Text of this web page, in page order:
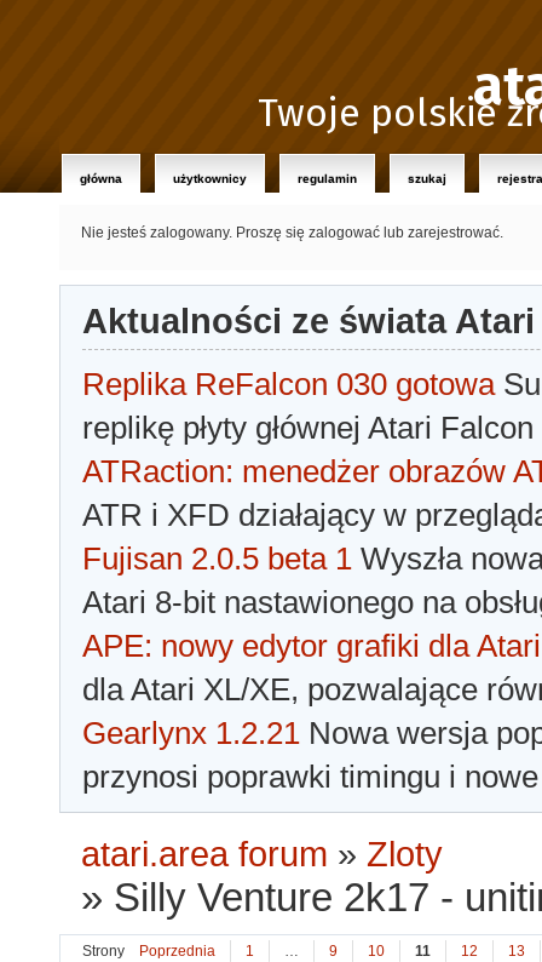
Twoje polskie
główna użytkownicy regulamin szukaj
Nie jesteś zalogowany. Proszę się zalogować lub zarejestrować.
Aktualności ze świata Atari
Replika ReFalcon 030 gotowa
replikę płyty głównej Atari
ATRaction: menedżer obrazów
ATR i XFD działający w
Fujisan 2.0.5 beta 1 Wyszła
Atari 8-bit nastawionego na
APE: nowy edytor grafiki dla Atari
dla Atari XL/XE, pozwalające
Gearlynx 1.2.21 Nowa wersja
przynosi poprawki timingu i
atari.area forum » Zloty
» Silly Venture 2k17 -
Strony Poprzednia 1 … 9 10 11 12 13